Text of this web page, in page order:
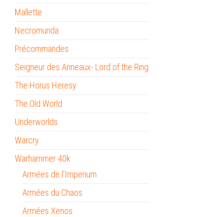
Mallette
Necromunda
Précommandes
Seigneur des Anneaux- Lord of the Ring
The Horus Heresy
The Old World
Underworlds
Warcry
Warhammer 40k
Armées de l'Imperium
Armées du Chaos
Armées Xenos